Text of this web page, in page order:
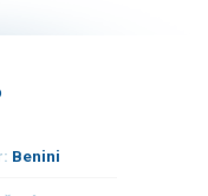
Benini